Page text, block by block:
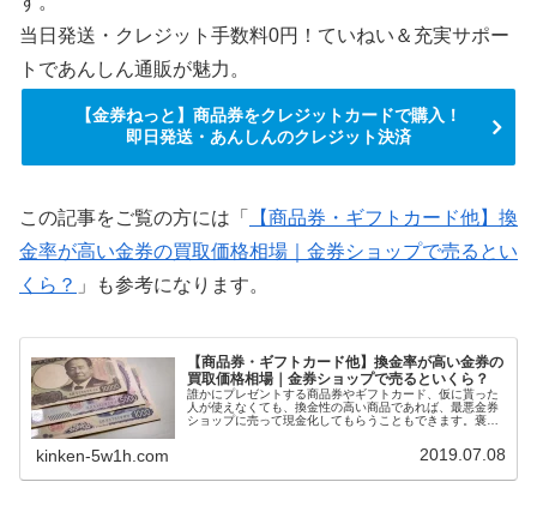
当日発送・クレジット手数料0円！ていねい＆充実サポー
トであんしん通販が魅力。
【金券ねっと】商品券をクレジットカードで購入！
即日発送・あんしんのクレジット決済
この記事をご覧の方には「
【商品券・ギフトカード他】換
金率が高い金券の買取価格相場｜金券ショップで売るとい
くら？ 」も参考になります。
【商品券・ギフトカード他】換金率が高い金券の
買取価格相場｜金券ショップで売るといくら？
誰かにプレゼントする商品券やギフトカード、仮に貰った
人が使えなくても、換金性の高い商品であれば、最悪金券
ショップに売って現金化してもらうこともできます。褒め
品券やギフトカードを選ぶと、自然に利用できる店舗が多
い金券をプレゼントすることにもなります。今回は、換金
kinken-5w1h.com 2019.07.08